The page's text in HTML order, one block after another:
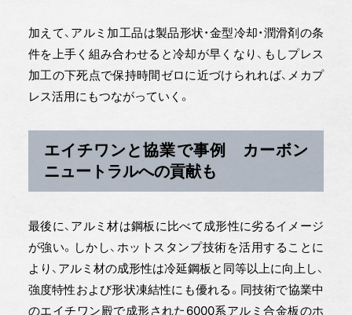
加えて、アルミ加工品は製品形状・金型冷却・潤滑剤の条
件を上手く組み合わせると冷却が早くなり、もしプレス
加工の下死点で保持時間ゼロに近づけられれば、メカプ
レス活用にもつながっていく。
エイチワンと協業で事例 カーボン
ニュートラルへの貢献も
最後に、アルミ材は鋼板に比べて成形性に劣るイメージ
が強い。しかし、ホットスタンプ技術を活用することに
より、アルミ材の成形性は冷延鋼板と同等以上に向上し、
強度特性および形状凍結性にも優れる。同技術で協業中
のエイチワン殿で成形された6000系アルミ合金板のホ